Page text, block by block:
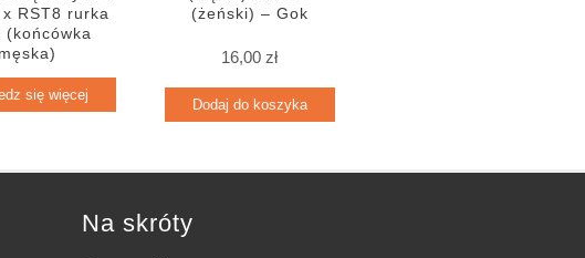
x RST8 rurka
(końcówka
męska)
się więcej
(żeński) – Gok
16,00zł
Dodaj do koszyka
Na skróty